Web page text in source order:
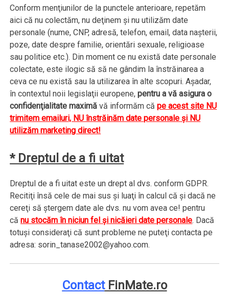
Conform menţiunilor de la punctele anterioare, repetăm
aici că nu colectăm, nu deţinem şi nu utilizăm date
personale (nume, CNP, adresă, telefon, email, data naşterii,
poze, date despre familie, orientări sexuale, religioase
sau politice etc.). Din moment ce nu există date personale
colectate, este ilogic să să ne gândim la înstrăinarea a
ceva ce nu există sau la utilizarea în alte scopuri. Aşadar,
în contextul noii legislaţii europene,pentru a vă asigura o
confidenţialitate maximă vă informăm căpe acest site NU
trimitem emailuri, NU înstrăinăm date personale şi NU
utilizăm marketing direct!
* Dreptul de a fi uitat
Dreptul de a fi uitat este un drept al dvs. conform GDPR.
Recitiţi însă cele de mai sus şi luaţi în calcul că şi dacă ne
cereţi să ştergem date ale dvs. nu vom avea ce! pentru
cănu stocăm în niciun fel şi nicăieri date personale. Dacă
totuşi consideraţi că sunt probleme ne puteţi contacta pe
adresa: sorin_tanase2002@yahoo.com.
ContactFinMate.ro